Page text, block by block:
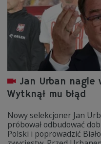
Jan Urban nagle
Wytknął mu błąd
Nowy selekcjoner Jan
próbował odbudować
Polski i poprowadzić